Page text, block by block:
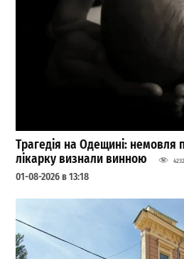
Трагедія на Одещині: немовля
лікарку визнали винною
4232
01-08-2026 в 13:18